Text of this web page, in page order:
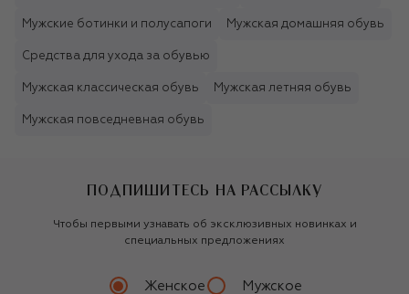
Мужские ботинки и полусапоги Мужская домашняя обувь
Средства для ухода за обувью
Мужская классическая обувь Мужская летняя обувь
Мужская повседневная обувь
ПОДПИШИТЕСЬ НА РАССЫЛКУ
Чтобы первыми узнавать об эксклюзивных новинках и
специальных предложениях
Женское Мужское